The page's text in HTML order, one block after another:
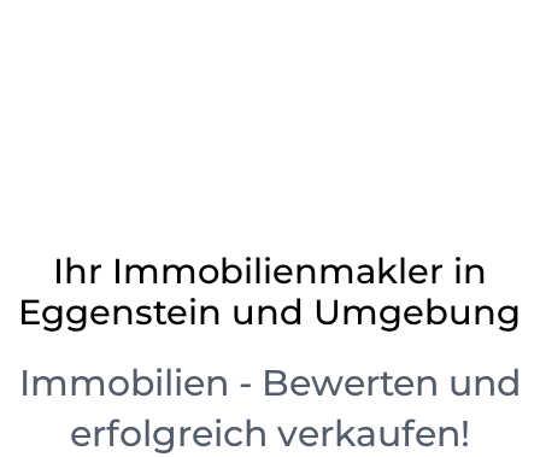
Ihr Immobilienmakler in
Eggenstein und Umgebung
Immobilien - Bewerten und
erfolgreich verkaufen!